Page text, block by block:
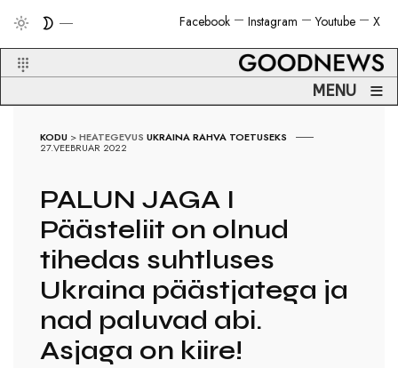
X
Youtube
Instagram
Facebook
MENU ≡
KODU >HEATEGEVUS UKRAINA RAHVA TOETUSEKS
27.VEEBRUAR 2022
PALUN JAGA I
Päästeliit on olnud
tihedas suhtluses
Ukraina päästjatega ja
nad paluvad abi.
Asjaga on kiire!